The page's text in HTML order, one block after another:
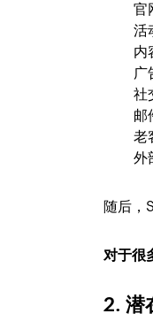
官
活
内
广
社
邮
老
外
随后，
对于很
2. 潜